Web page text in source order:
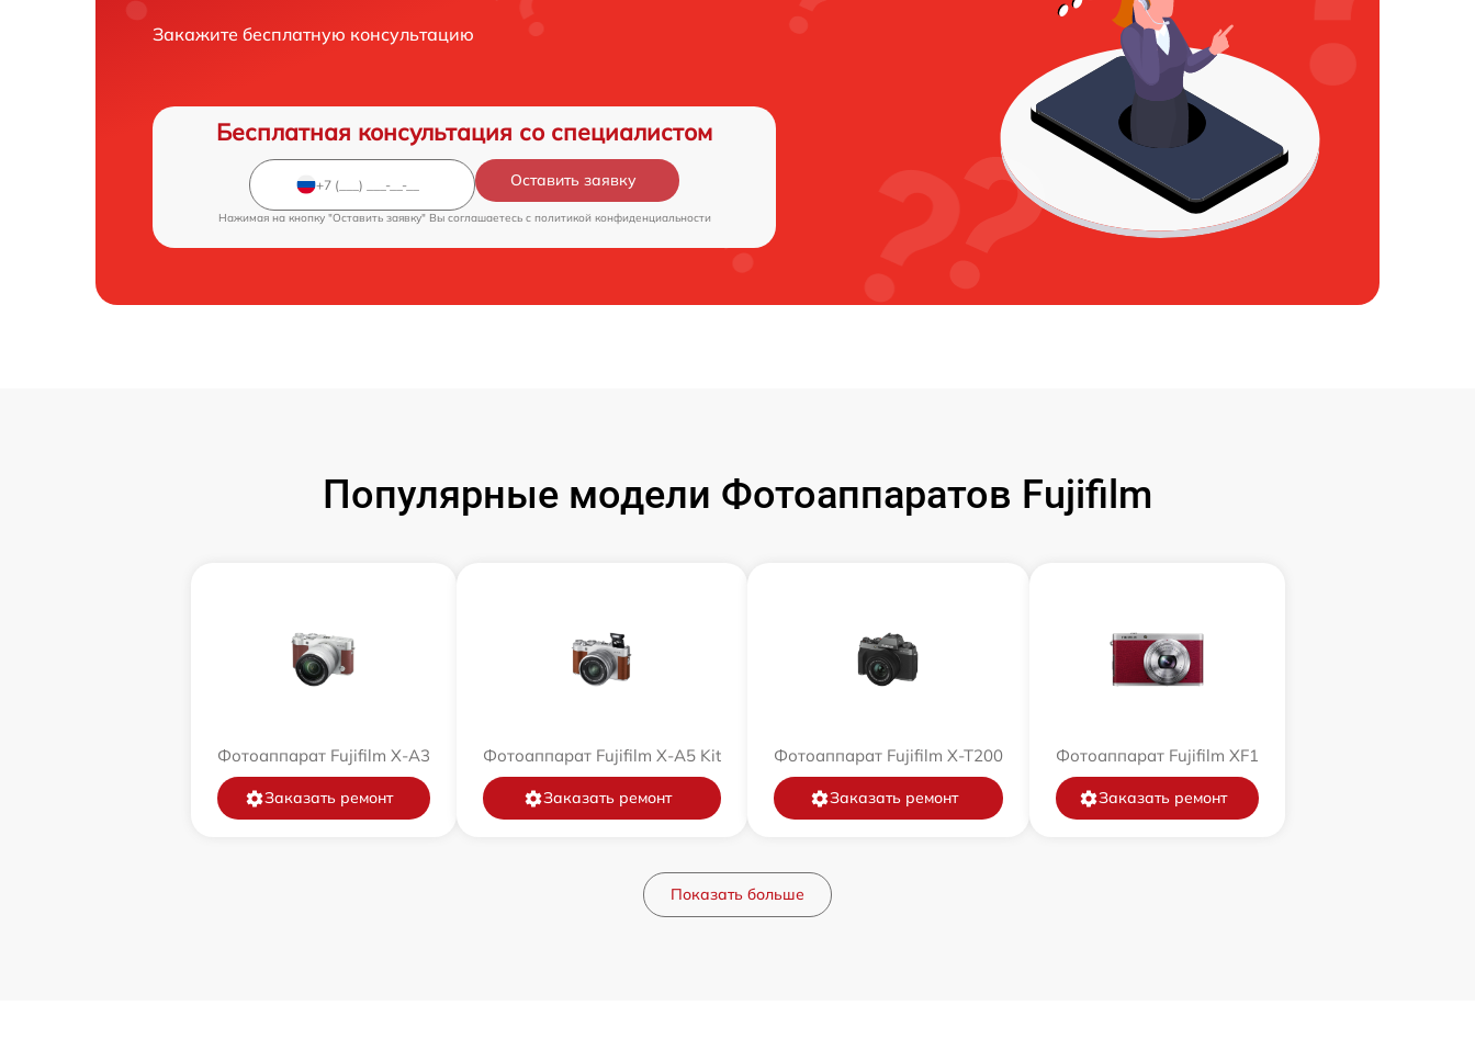
Закажите бесплатную консультацию
Бесплатная консультация со специалистом
Оставить заявку
Нажимая на кнопку "Оставить заявку" Вы соглашаетесь c политикой конфиденциальности
Популярные модели Фотоаппаратов Fujifilm
Фотоаппарат Fujifilm X-A3
Заказать ремонт
Фотоаппарат Fujifilm X-A5 Kit
Заказать ремонт
Фотоаппарат Fujifilm X-T200
Заказать ремонт
Фотоаппарат Fujifilm XF1
Заказать ремонт
Показать больше